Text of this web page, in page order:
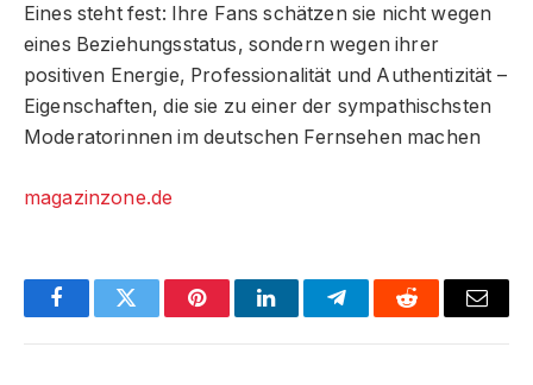
Eines steht fest: Ihre Fans schätzen sie nicht wegen
eines Beziehungsstatus, sondern wegen ihrer
positiven Energie, Professionalität und Authentizität –
Eigenschaften, die sie zu einer der sympathischsten
Moderatorinnen im deutschen Fernsehen machen
magazinzone.de
FacebookTwitter PinterestLinkedInTelegramReddit Email